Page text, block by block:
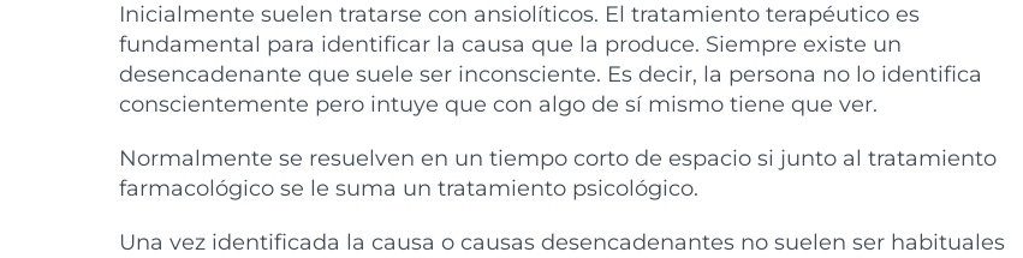
Inicialmente suelen tratarse con ansiolíticos. El tratamiento terapéutico es
fundamental para identificar la causa que la produce. Siempre existe un
desencadenante que suele ser inconsciente. Es decir, la persona no lo identifica
conscientemente pero intuye que con algo de sí mismo tiene que ver.
Normalmente se resuelven en un tiempo corto de espacio si junto al tratamiento
farmacológico se le suma un tratamiento psicológico.
Una vez identificada la causa o causas desencadenantes no suelen ser habituales